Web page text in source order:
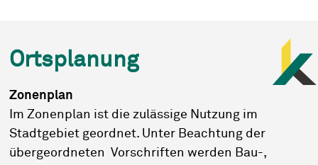
Ortsplanung
Zonenplan
Im Zonenplan ist die zulässige Nutzung im
Stadtgebiet geordnet. Unter Beachtung der
übergeordneten Vorschriften werden Bau-,